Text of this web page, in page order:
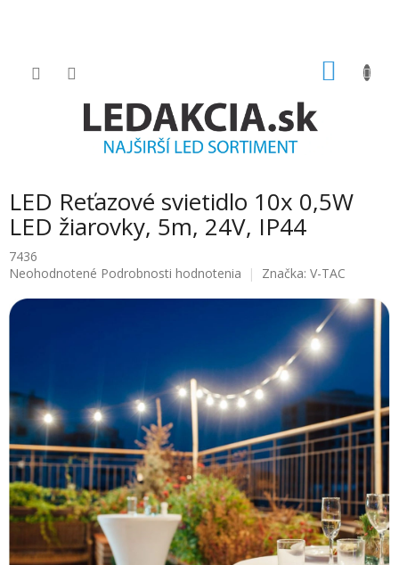
LED Reťazové svietidlo 10x 0,5W
LED žiarovky, 5m, 24V, IP44
7436
Priemerné
produktu
hviezdičiek.
Neohodnotené Podrobnosti hodnotenia Značka: V-TAC